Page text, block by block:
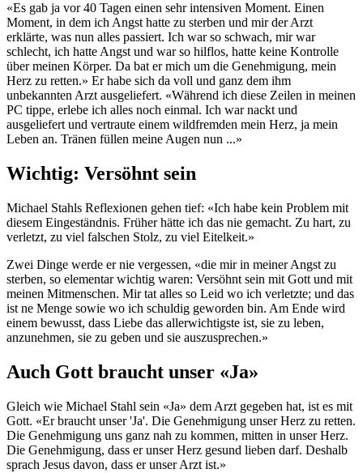
«Es gab ja vor 40 Tagen einen sehr intensiven Moment. Einen
Moment, in dem ich Angst hatte zu sterben und mir der Arzt
erklärte, was nun alles passiert. Ich war so schwach, mir war
schlecht, ich hatte Angst und war so hilflos, hatte keine Kontrolle
über meinen Körper. Da bat er mich um die Genehmigung, mein
Herz zu retten.» Er habe sich da voll und ganz dem ihm
unbekannten Arzt ausgeliefert. «Während ich diese Zeilen in meinen
PC tippe, erlebe ich alles noch einmal. Ich war nackt und
ausgeliefert und vertraute einem wildfremden mein Herz, ja mein
Leben an. Tränen füllen meine Augen nun ...»
Wichtig: Versöhnt sein
Michael Stahls Reflexionen gehen tief: «Ich habe kein Problem mit
diesem Eingeständnis. Früher hätte ich das nie gemacht. Zu hart, zu
verletzt, zu viel falschen Stolz, zu viel Eitelkeit.»
Zwei Dinge werde er nie vergessen, «die mir in meiner Angst zu
sterben, so elementar wichtig waren: Versöhnt sein mit Gott und mit
meinen Mitmenschen. Mir tat alles so Leid wo ich verletzte; und das
ist ne Menge sowie wo ich schuldig geworden bin. Am Ende wird
einem bewusst, dass Liebe das allerwichtigste ist, sie zu leben,
anzunehmen, sie zu geben und sie auszusprechen.»
Auch Gott braucht unser «Ja»
Gleich wie Michael Stahl sein «Ja» dem Arzt gegeben hat, ist es mit
Gott. «Er braucht unser 'Ja'. Die Genehmigung unser Herz zu retten.
Die Genehmigung uns ganz nah zu kommen, mitten in unser Herz.
Die Genehmigung, dass er unser Herz gesund lieben darf. Deshalb
sprach Jesus davon, dass er unser Arzt ist.»